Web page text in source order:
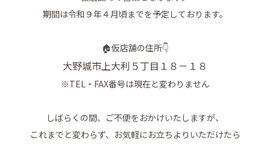
期間は令和９年４月頃までを予定しております。
🏠仮店舗の住所👇
大野城市上大利５丁目１８－１８
※TEL・FAX番号は現在と変わりません
しばらくの間、ご不便をおかけいたしますが、
これまでと変わらず、お気軽にお立ちよりいただけたら